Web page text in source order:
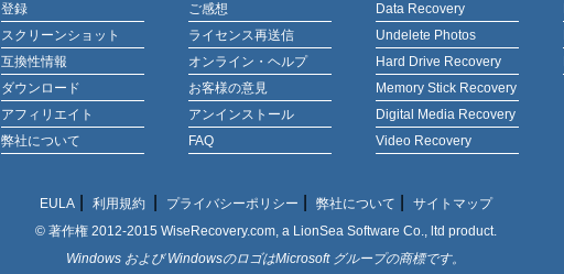
登録
スクリーンショット
互換性情報
ダウンロード
アフィリエイト
弊社について
ご感想
ライセンス再送信
オンライン・ヘルプ
お客様の意見
アンインストール
FAQ
Data Recovery
Undelete Photos
Hard Drive Recovery
Memory Stick Recovery
Digital Media Recovery
Video Recovery
EULA| 利用規約 プライバシーポリシー 弊社について
サイトマップ
© 著作権 2012-2015 WiseRecovery.com, a LionSea Software Co., ltd product.
Windows および WindowsのロゴはMicrosoft グループの商標です。